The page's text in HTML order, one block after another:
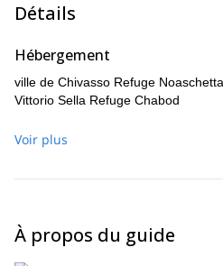
Trekking : 8-9 heures.
Dénivelé : 2 100 mètres.
Détails
Hébergement
ville de Chivasso Refuge
Vittorio Sella Refuge Chabod
Voir plus
À propos du guide